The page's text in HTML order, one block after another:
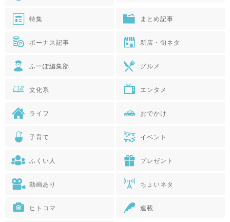
特集 まとめ記事
ボーナス記事 新店・旬ネタ
ふーぽ編集部 グルメ
文化系 エンタメ
ライフ おでかけ
子育て イベント
ふくい人 プレゼント
動画あり ちょいネタ
ヒトコマ 連載